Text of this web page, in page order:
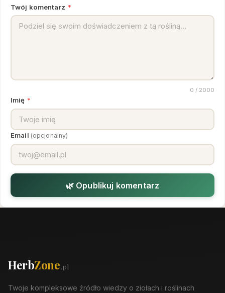
Twój komentarz *
0 / 2000
Imię *
Email (opcjonalny)
🌿 Opublikuj komentarz
HerbZone.pl
Twoje kompleksowe źródło wiedzy o ziołach i roślinach